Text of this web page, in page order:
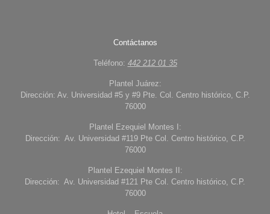
Contáctanos
Teléfono: 442 212 01 35
Plantel Juárez:
Dirección: Av. Universidad #5 y #9 Pte. Col. Centro histórico, C.P.
76000
Plantel Ezequiel Montes I:
Dirección: Av. Universidad #119 Pte Col. Centro histórico, C.P.
76000
Plantel Ezequiel Montes II:
Dirección: Av. Universidad #121 Pte Col. Centro histórico, C.P.
76000